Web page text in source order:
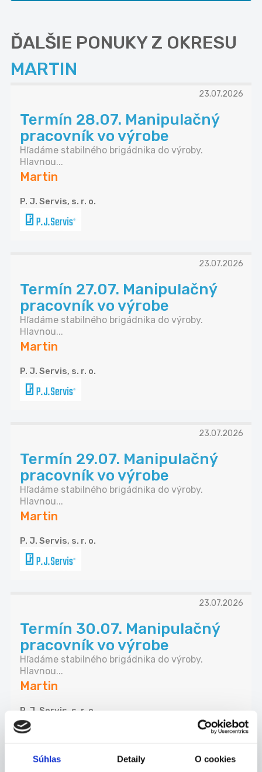
Súhlas Detaily O cookies
ĎALŠIE PONUKY Z OKRESU
MARTIN
23.07.2026
Termín 28.07. Manipulačný
pracovník vo výrobe
Hľadáme stabilného brigádnika do výroby.
Hlavnou...
Martin
P. J. Servis, s. r. o.
23.07.2026
Termín 27.07. Manipulačný
pracovník vo výrobe
Hľadáme stabilného brigádnika do výroby.
Hlavnou...
Martin
P. J. Servis, s. r. o.
23.07.2026
Termín 29.07. Manipulačný
pracovník vo výrobe
Hľadáme stabilného brigádnika do výroby.
Hlavnou...
Martin
P. J. Servis, s. r. o.
23.07.2026
Termín 30.07. Manipulačný
pracovník vo výrobe
Hľadáme stabilného brigádnika do výroby.
Hlavnou...
Martin
P. J. Servis, s. r. o.